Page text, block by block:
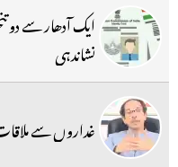
نشاندہی
غداروں سے